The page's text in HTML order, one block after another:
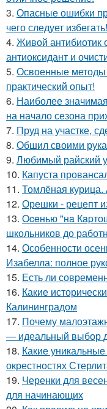
3. Опасные ошибки
чего следует избегать!
4. Живой антибиотик
антиоксидант и
5. Освоенные
практический опыт!
6. Наиболее
на начало сезона
7. Пруд на участке,
8. Обшил своими
9. Любимый райский
10. Капуста
11. Томлёная
12. Орешки - рецепт
13. Oceнью "нa
школьников до
14. Особенности
Изабелла: полное
15. Есть ли
16. Какие
Калининградом
17. Почему
— идеальный выбор
18. Какие
окрестностях
19. Черенки для
для начинающих